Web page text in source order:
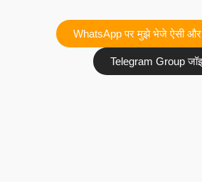
WhatsApp पर मुझे भेजे ऐसी और
Telegram Group